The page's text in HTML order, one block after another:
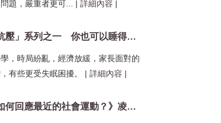
題，嚴重者更可... | 詳細內容 |
「家長抗壓」系列之一 你也可以睡得更好
，時局紛亂，經濟放緩，家長面對的
有些更受失眠困擾。 | 詳細內容 |
《家長如何回應最近的社會運動？》凌婉君姑娘